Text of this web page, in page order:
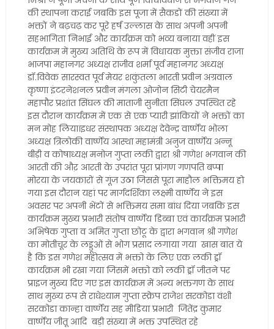
की स्थापना कराई जबकि इस पूजा में सैकडों की संख्या में
भक्तों ने बढ़चढ़ कर पूरे हर्ष उल्लास के साथ अपनी अपनी
सहभागिता निभाई और कार्यक्रम को भव्य बनाया वहीं इस
कार्यक्रम में मुख्य अतिथि के रूप में विधायक मुक्ता संजीव राजा
भाजपा महानगर अध्यक्ष राजीव शर्मा पूर्व महानगर अध्यक्ष
डॉ.विवेक सारस्वत पूर्व मेयर शकुंतला भारती प्रवीन अग्रवाल
कृष्णा इंटरनेशनल प्रवीन मंगला ओजोन सिटी चेयरमैन
महापौर प्रशांत सिंघल की माताजी सुनीता सिंघल उपस्थित रहे
इस दौरान कार्यक्रम में एक से एक प्यारी झांकियों ने भक्तों का
मन मोह लिया।इधर संस्थापक अध्यक्ष देवेन्द्र वार्ष्णेय भोला
अध्यक्ष त्रिलोकी वार्ष्णेय आस्था महामंत्री अनुज वार्ष्णेय अन्नू
बीड़ी व कोषाध्यक्ष मनोज गुप्ता लकी द्वारा श्री गणेश भगवान की
आरती की औऱ आरती के उपरांत पूरा प्रांगण गणपति बप्पा
मोरया के जयकारों से गूंज उठा जिससे पूरा माहौल भक्तिमय हो
गया इस दौरान यहां पर मार्गदर्शिका लक्ष्मी वार्ष्णेय ने इस
अवसर पर अपनी भेंटों से भक्तिमय समा बांध दिया जबकि इस
कार्यक्रम मुख्य प्रभारी संतोष वार्ष्णेय डिब्बा एवं कार्यक्रम प्रभारी
अभिषेक गुप्ता व अमित गुप्ता छोटू के द्वारा भगवान श्री गणेश
का मोतीचूर के लड्डूओं से भोग प्रसाद लगाया गया खास बात ये
है कि इस गणेश महोत्सव में भक्तो के लिए एक लकी ड्रॉ
कार्यक्रम भी रखा गया जिसमें भक्तो को लकी ड्रॉ जीतने पर
प्राइज मुख्य दिए गए इस कार्यक्रम में अन्य भक्तगण के साथ
साथ मुख्य रूप से राधेश्याम गुप्ता स्क्रेप राजेश सरकोडा वंशी
सरकोडा कान्हा वार्ष्णेय सह मीडिया प्रभारी जितेंद्र कुमार
वार्ष्णेय जीतू आदि बड़ी संख्या में भक्त उपस्थित रहे